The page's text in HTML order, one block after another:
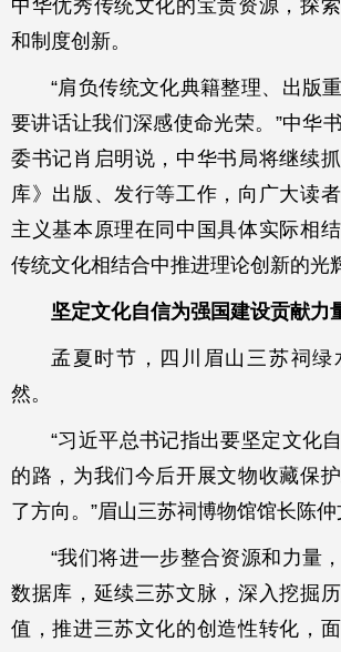
中华优秀传统文化的宝贵资源，探
和制度创新。
“肩负传统文化典籍整理、出版
要讲话让我们深感使命光荣。”中华
委书记肖启明说，中华书局将继续
库》出版、发行等工作，向广大读
主义基本原理在同中国具体实际相
传统文化相结合中推进理论创新的光
坚定文化自信为强国建设贡献力
孟夏时节，四川眉山三苏祠绿
然。
“习近平总书记指出要坚定文化
的路，为我们今后开展文物收藏保
了方向。”眉山三苏祠博物馆馆长陈仲
“我们将进一步整合资源和力量
数据库，延续三苏文脉，深入挖掘
值，推进三苏文化的创造性转化，